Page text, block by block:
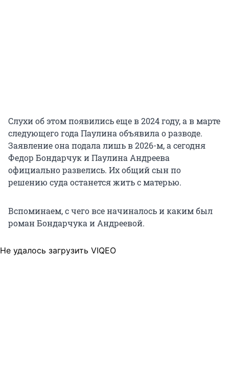
Слухи об этом появились еще в 2024 году, а в марте
следующего года Паулина объявила о разводе.
Заявление она подала лишь в 2026-м, а сегодня
Федор Бондарчук и Паулина Андреева
официально развелись. Их общий сын по
решению суда останется жить с матерью.
Вспоминаем, с чего все начиналось и каким был
роман Бондарчука и Андреевой.
Не удалось загрузить VIQEO